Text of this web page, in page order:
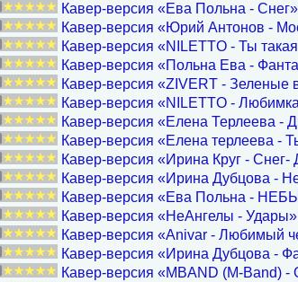
Кавер-версия «Ева Польна - Снег»
Кавер-версия «Юрий Антонов -
Кавер-версия «NILETTO - Ты
Кавер-версия «Польна Ева -
Кавер-версия «ZIVERT - Зеленые
Кавер-версия «NILETTO -
Кавер-версия «Елена Терлеева -
Кавер-версия «Елена терлеева -
Кавер-версия «Ирина Круг - Снег-
Кавер-версия «Ирина Дубцова -
Кавер-версия «Ева Польна -
Кавер-версия «НеАнгелы - Удары»
Кавер-версия «Anivar - Любимый
Кавер-версия «Ирина Дубцова -
Кавер-версия «MBAND (M-Band) -